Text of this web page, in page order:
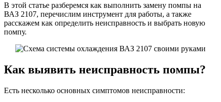
В этой статье разберемся как выполнить замену помпы на
ВАЗ 2107, перечислим инструмент для работы, а также
расскажем как определить неисправность и выбрать новую
помпу.
Как выявить неисправность помпы?
Есть несколько основных симптомов неисправности: